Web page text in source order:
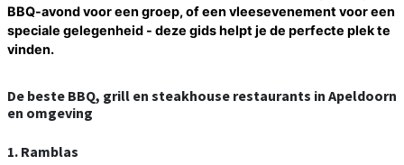
BBQ-avond voor een groep, of een vleesevenement voor een
speciale gelegenheid - deze gids helpt je de perfecte plek te
vinden.
De beste BBQ, grill en steakhouse restaurants in Apeldoorn
en omgeving
1. Ramblas